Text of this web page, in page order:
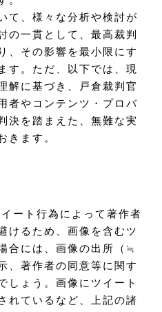
て、様々な分析や検討が
の一貫として、最高裁判
、その影響を最小限にす
す。ただ、以下では、現
解に基づき、戸倉裁判官
者やコンテンツ・プロバ
決を踏まえた、無難な実
きます。
ート行為によって著作者
けるため、画像を含むツ
合には、画像の出所（≒
、著作者の同意等に関す
しょう。画像にツイート
れているなど、上記の諸